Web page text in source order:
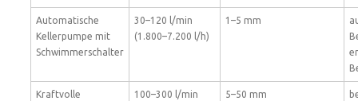
Automatische
Kellerpumpe mit
Schwimmerschalter
30–120 l/min
(1.800–7.200 l/h)
1–5 mm
Kraftvolle
100–300 l/min
5–50 mm